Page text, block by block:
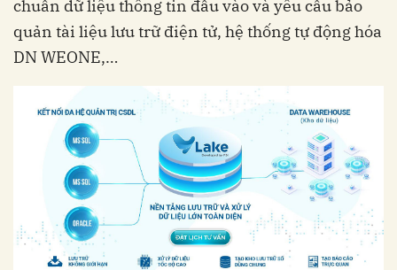
chuẩn dữ liệu thông tin đầu vào và yêu cầu bảo
quản tài liệu lưu trữ điện tử, hệ thống tự động hóa
DN WEONE,…